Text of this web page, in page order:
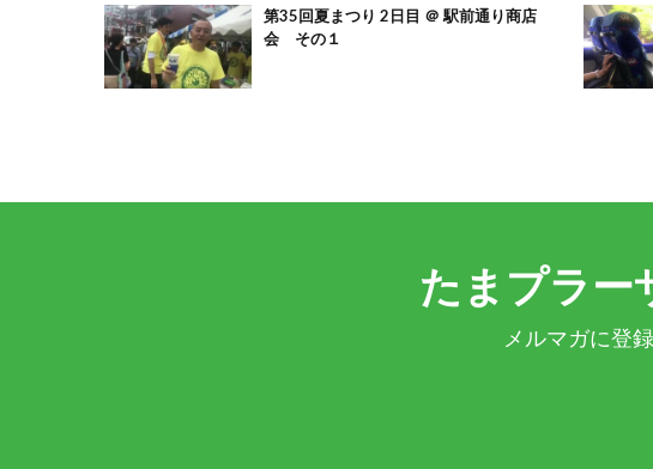
第35回夏まつり 2日目 ＠ 駅前通り商店
会 その１
たまプラー
メルマガに登